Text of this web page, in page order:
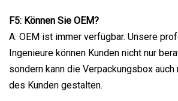
F5: Können Sie OEM?
A: OEM ist immer verfügbar. Unsere
Ingenieure können Kunden nicht nur
sondern kann die Verpackungsbox auch
des Kunden gestalten.